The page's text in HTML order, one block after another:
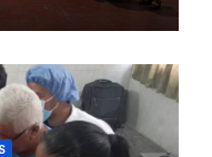
de